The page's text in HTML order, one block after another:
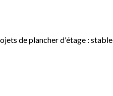
de plancher d'étage : stable